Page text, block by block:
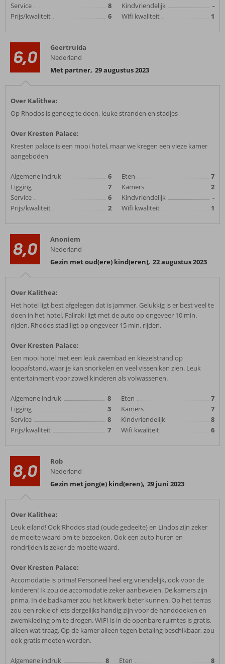
Service
8
Prijs/kwaliteit
6
Kindvriendelijk
-
Wifi kwaliteit
1
6,0
Geertruida
Nederland
Met partner, 29 augustus 2023
Over Kalithea:
Op Rhodos is genoeg te doen, leuke stranden en stadjes
Over Kresten Palace:
Kresten palace is een mooi hotel, maar we kregen een vieze kamer
aangeboden
Algemene indruk
6
Ligging
7
Service
6
Prijs/kwaliteit
2
Eten
7
Kamers
2
Kindvriendelijk
-
Wifi kwaliteit
1
8,0
Anoniem
Nederland
Gezin met oud(ere) kind(eren), 22 augustus 2023
Over Kalithea:
Het hotel ligt best afgelegen dat is jammer. Gelukkig is er best veel te
doen in het hotel. Faliraki ligt met de auto op ongeveer 10 min.
rijden. Rhodos stad ligt op ongeveer 15 min. rijden.
Over Kresten Palace:
Een mooi hotel met een leuk zwembad en kiezelstrand op
loopafstand, waar je kan snorkelen en veel vissen kan zien. Leuk
entertainment voor zowel kinderen als volwassenen.
Algemene indruk
8
Ligging
3
Service
8
Prijs/kwaliteit
7
Eten
7
Kamers
7
Kindvriendelijk
8
Wifi kwaliteit
6
8,0
Rob
Nederland
Gezin met jong(e) kind(eren), 29 juni 2023
Over Kalithea:
Leuk eiland! Ook Rhodos stad (oude gedeelte) en Lindos zijn zeker
de moeite waard om te bezoeken. Ook een auto huren en
rondrijden is zeker de moeite waard.
Over Kresten Palace:
Accomodatie is prima! Personeel heel erg vriendelijk, ook voor de
kinderen! Ik zou de accomodatie zeker aanbevelen. De kamers zijn
prima. In de badkamer zou het kitwerk beter kunnen. Op het terras
zou een rekje of iets dergelijks handig zijn voor de handdoeken en
zwemkleding om te drogen. WIFI is in de openbare ruimtes is gratis,
alleen wat traag. Op de kamer alleen tegen betaling beschikbaar, zou
ook gratis moeten worden.
Algemene indruk 8 Eten 8